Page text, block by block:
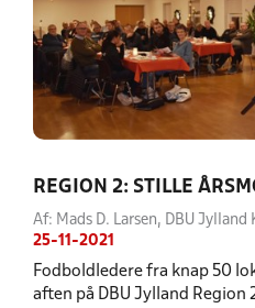
REGION 2: STILLE
Af: Mads D. Larsen, DBU
25-11-2021
Fodboldledere fra knap 50
aften på DBU Jylland Region